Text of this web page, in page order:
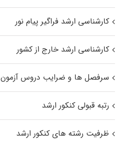
کارشناسی ارشد فراگیر پیام نور
کارشناسی ارشد خارج از کشور
سرفصل ها و ضرایب دروس آزمون
رتبه قبولی کنکور ارشد
ظرفیت رشته های کنکور ارشد